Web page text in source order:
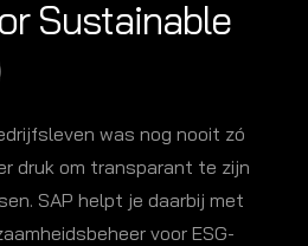
Sustainable
was nog nooit zó
druk om transparant te zijn
SAP helpt je daarbij met
voor ESG-